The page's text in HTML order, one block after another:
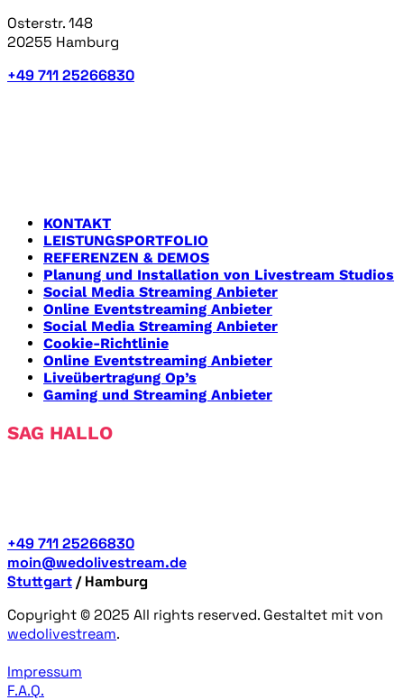
Osterstr. 148
20255 Hamburg
+49 711 25266830
KONTAKT
LEISTUNGSPORTFOLIO
REFERENZEN & DEMOS
Planung und Installation von Livestream Studios
Social Media Streaming Anbieter
Online Eventstreaming Anbieter
Social Media Streaming Anbieter
Cookie-Richtlinie
Online Eventstreaming Anbieter
Liveübertragung Op’s
Gaming und Streaming Anbieter
SAG HALLO
+49 711 25266830
moin@wedolivestream.de
Stuttgart / Hamburg
Copyright © 2025 All rights reserved. Gestaltet mitvon
wedolivestream.
Impressum
F.A.Q.